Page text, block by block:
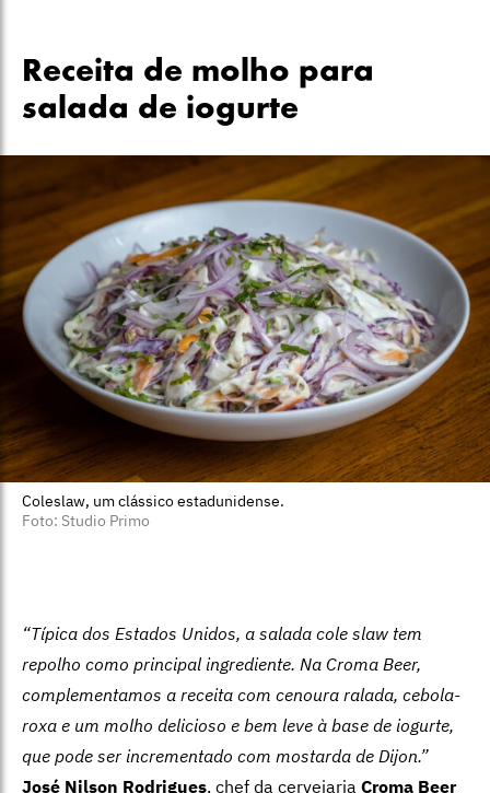
Receita de molho para
salada de iogurte
Coleslaw, um clássico estadunidense.
Foto: Studio Primo
“Típica dos Estados Unidos, a salada cole slaw tem
repolho como principal ingrediente. Na Croma Beer,
complementamos a receita com cenoura ralada, cebola-
roxa e um molho delicioso e bem leve à base de iogurte,
que pode ser incrementado com mostarda de Dijon.”
José Nilson Rodrigues, chef da cervejaria Croma Beer